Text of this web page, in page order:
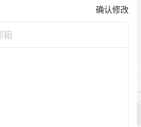
确认修改